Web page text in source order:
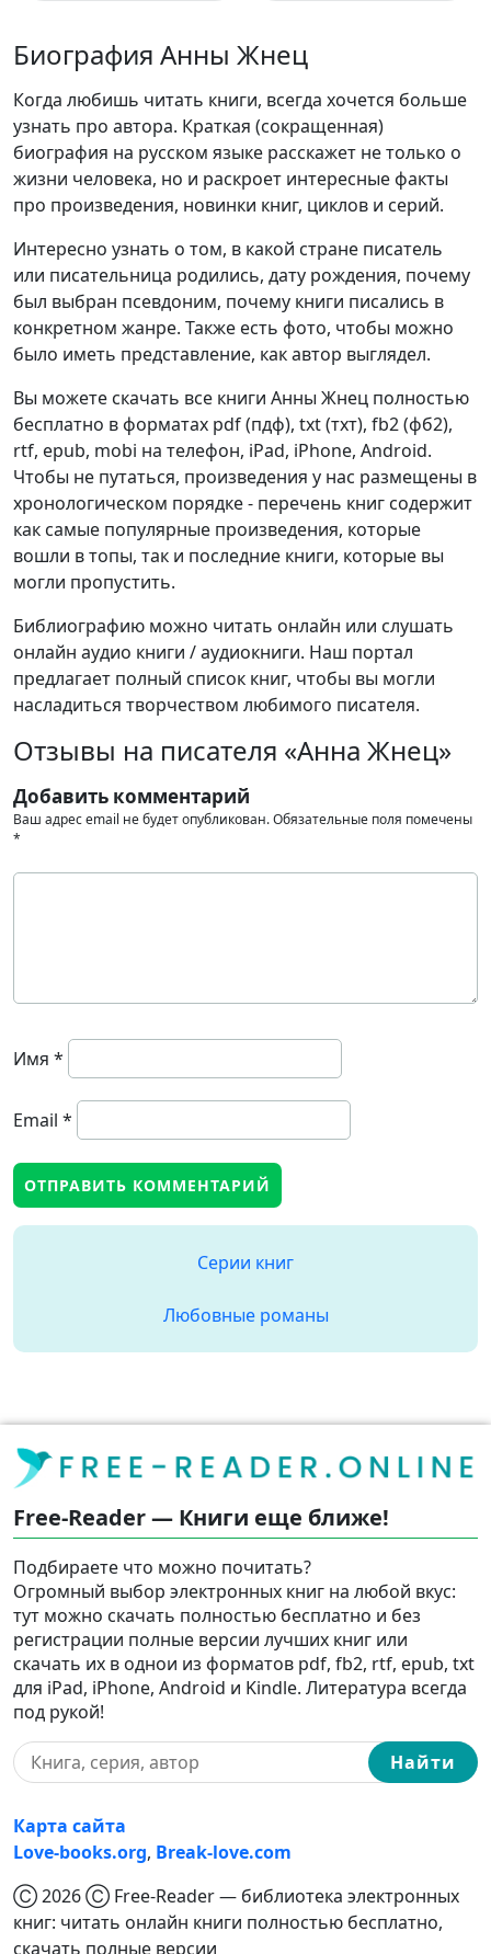
Биография Анны Жнец
Когда любишь читать книги, всегда хочется больше
узнать про автора. Краткая (сокращенная)
биография на русском языке расскажет не только о
жизни человека, но и раскроет интересные факты
про произведения, новинки книг, циклов и серий.
Интересно узнать о том, в какой стране писатель
или писательница родились, дату рождения, почему
был выбран псевдоним, почему книги писались в
конкретном жанре. Также есть фото, чтобы можно
было иметь представление, как автор выглядел.
Вы можете скачать все книги Анны Жнец полностью
бесплатно в форматах pdf (пдф), txt (тхт), fb2 (фб2),
rtf, epub, mobi на телефон, iPad, iPhone, Android.
Чтобы не путаться, произведения у нас размещены в
хронологическом порядке - перечень книг содержит
как самые популярные произведения, которые
вошли в топы, так и последние книги, которые вы
могли пропустить.
Библиографию можно читать онлайн или слушать
онлайн аудио книги / аудиокниги. Наш портал
предлагает полный список книг, чтобы вы могли
насладиться творчеством любимого писателя.
Отзывы на писателя «Анна Жнец»
Добавить комментарий
Ваш адрес email не будет опубликован.Обязательные поля помечены
*
Имя *
Email *
Серии книг
Любовные романы
Free-Reader — Книги еще ближе!
Подбираете что можно почитать?
Огромный выбор электронных книг на любой вкус:
тут можно скачать полностью бесплатно и без
регистрации полные версии лучших книг или
скачать их в однои из форматов pdf, fb2, rtf, epub, txt
для iPad, iPhone, Android и Kindle. Литература всегда
под рукой!
Найти
Карта сайта
Love-books.org, Break-love.com
Ⓒ 2026 Ⓒ Free-Reader — библиотека электронных
книг: читать онлайн книги полностью бесплатно,
скачать полные версии